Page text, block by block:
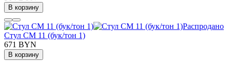
В корзину
Распродано
Стул СМ 11 (бук/тон 1)
671 BYN
В корзину